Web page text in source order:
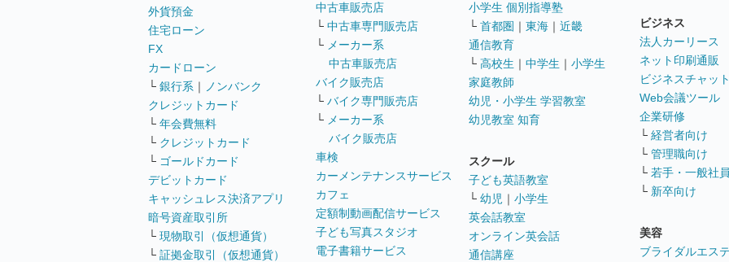
外貨預金
住宅ローン
FX
カードローン
└ 銀行系 ｜
ノンバンク
クレジットカード
└ 年会費無料
└ クレジットカード
└ ゴールドカード
デビットカード
キャッシュレス決済アプリ
暗号資産取引所
└ 現物取引（仮想通貨）
└ 証拠金取引（仮想通貨）
中古車販売店
└ 中古車専門販売店
└ メーカー系
中古車販売店
バイク販売店
└ バイク専門販売店
└ メーカー系
バイク販売店
車検
カーメンテナンスサービス
カフェ
定額制動画配信サービス
子ども写真スタジオ
電子書籍サービス
小学生 個別指導塾
└ 首都圏 ｜ 東海 ｜ 近畿
通信教育
└ 高校生 ｜ 中学生 ｜ 小学生
家庭教師
幼児・小学生 学習教室
幼児教室 知育
スクール
子ども英語教室
└ 幼児 ｜ 小学生
英会話教室
オンライン英会話
通信講座
ビジネス
法人カーリース
ネット印刷通販
ビジネスチャッ
Web会議ツール
企業研修
└ 経営者向け
└ 管理職向け
└ 若手・一般社
└ 新卒向け
美容
ブライダルエステ